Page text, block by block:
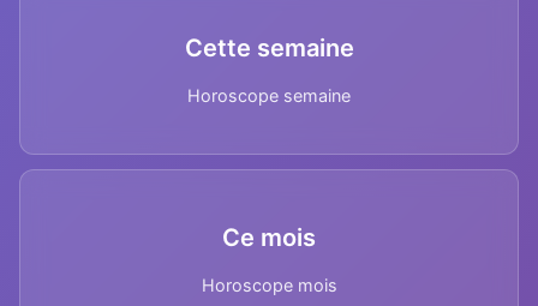
Cette semaine
Horoscope semaine
Ce mois
Horoscope mois